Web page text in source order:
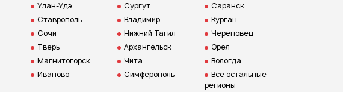
Улан-Удэ
Ставрополь
Сочи
Тверь
Магнитогорск
Иваново
Сургут
Владимир
Нижний Тагил
Архангельск
Чита
Симферополь
Саранск
Курган
Череповец
Орёл
Вологда
Все остальные
регионы